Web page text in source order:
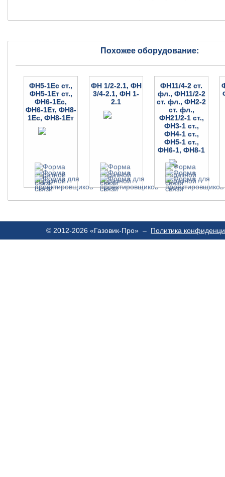
Похожее оборудование:
ФН5-1Ес ст.,
ФН5-1Ет ст.,
ФН6-1Ес,
ФН6-1Ет, ФН8-
1Ес, ФН8-1Ет
ФН 1/2-2.1, ФН
3/4-2.1, ФН 1-
2.1
ФН11/4-2 ст.
фл., ФН11/2-2
ст. фл., ФН2-2
ст. фл.,
ФН21/2-1 ст.,
ФН3-1 ст.,
ФН4-1 ст.,
ФН5-1 ст.,
ФН6-1, ФН8-1
© 2012-2026 «Газовик-Про» – Политика